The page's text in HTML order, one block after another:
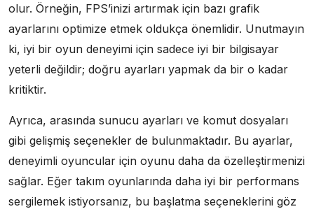
olur. Örneğin, FPS’inizi artırmak için bazı grafik
ayarlarını optimize etmek oldukça önemlidir. Unutmayın
ki, iyi bir oyun deneyimi için sadece iyi bir bilgisayar
yeterli değildir; doğru ayarları yapmak da bir o kadar
kritiktir.
Ayrıca, arasında sunucu ayarları ve komut dosyaları
gibi gelişmiş seçenekler de bulunmaktadır. Bu ayarlar,
deneyimli oyuncular için oyunu daha da özelleştirmenizi
sağlar. Eğer takım oyunlarında daha iyi bir performans
sergilemek istiyorsanız, bu başlatma seçeneklerini göz